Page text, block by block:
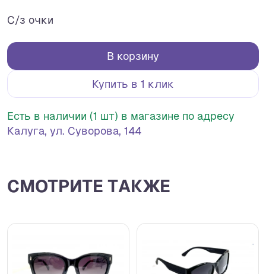
С/з очки
В корзину
Купить в 1 клик
Есть в наличии (1 шт) в магазине по адресу
Калуга, ул. Суворова, 144
СМОТРИТЕ ТАКЖЕ